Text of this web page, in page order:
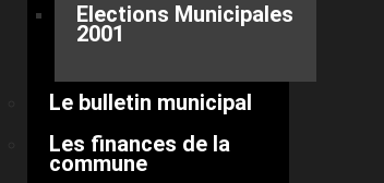
Elections Municipales
2001
Le bulletin municipal
Les finances de la
commune